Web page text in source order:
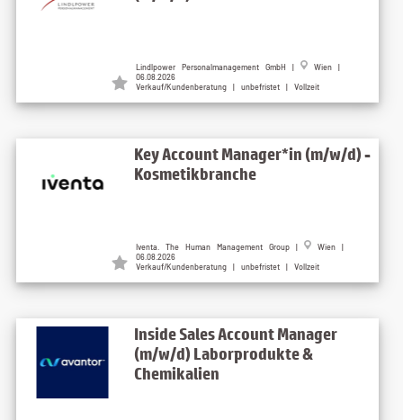
Lindlpower Personalmanagement GmbH |
Wien |
06.08.2026
Verkauf/Kundenberatung | unbefristet | Vollzeit
Key Account Manager*in (m/w/d) -
Kosmetikbranche
Iventa. The Human Management Group |
Wien |
06.08.2026
Verkauf/Kundenberatung | unbefristet | Vollzeit
Inside Sales Account Manager
(m/w/d) Laborprodukte &
Chemikalien